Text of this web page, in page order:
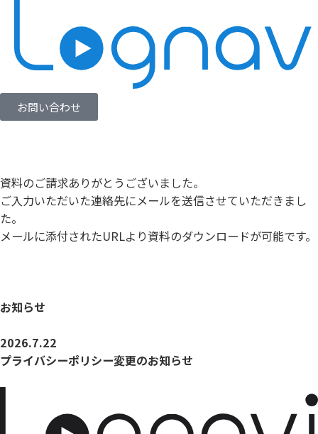
お問い合わせ
資料のご請求ありがとうございました。
ご入力いただいた連絡先にメールを送信させていただきまし
た。
メールに添付されたURLより資料のダウンロードが可能です。
お知らせ
2026.7.22
プライバシーポリシー変更のお知らせ